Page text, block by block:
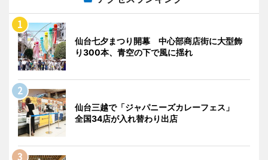
仙台七夕まつり開幕 中心部商店街に大型飾
り300本、青空の下で風に揺れ
仙台三越で「ジャパニーズカレーフェス」
全国34店が入れ替わり出店